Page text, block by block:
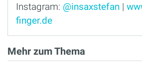
Instagram: @insaxstefan |
finger.de
Mehr zum Thema